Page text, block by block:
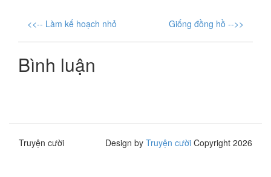
<<-- Làm kế hoạch nhỏ Giống đồng hồ -->>
Bình luận
Truyện cười Design by Truyện cười Copyright 2026